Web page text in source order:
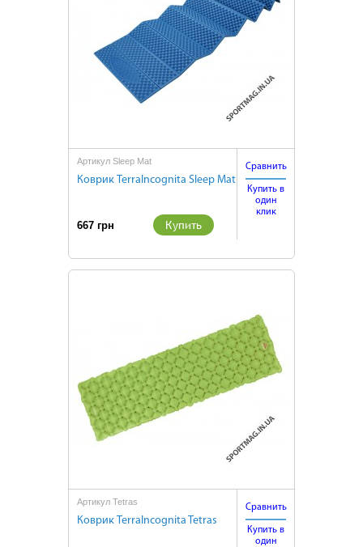
Артикул Sleep Mat
Коврик TerraIncognita Sleep Mat
667 грн Купить
Сравнить
Купить в
один
клик
Артикул Tetras
Коврик TerraIncognita Tetras
Сравнить
Купить в
один